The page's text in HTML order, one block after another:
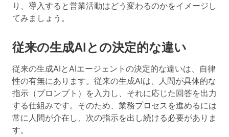
り、導入すると営業活動はどう変わるのかをイメージし
てみましょう。
従来の生成AIとの決定的な違い
従来の生成AIとAIエージェントの決定的な違いは、自律
性の有無にあります。従来の生成AIは、人間が具体的な
指示（プロンプト）を入力し、それに応じた回答を出力
する仕組みです。そのため、業務プロセスを進めるには
常に人間が介在し、次の指示を出し続ける必要がありま
す。